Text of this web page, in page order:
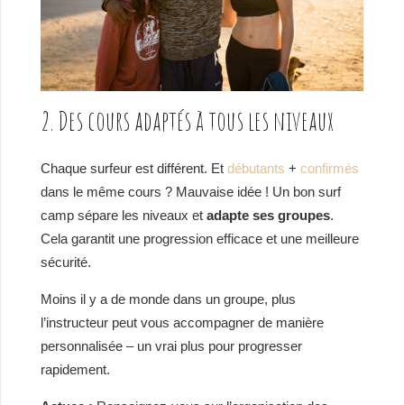
2. Des cours adaptés à tous les niveaux
Chaque surfeur est différent. Et débutants + confirmés
dans le même cours ? Mauvaise idée ! Un bon surf
camp sépare les niveaux et adapte ses groupes.
Cela garantit une progression efficace et une meilleure
sécurité.
Moins il y a de monde dans un groupe, plus
l’instructeur peut vous accompagner de manière
personnalisée – un vrai plus pour progresser
rapidement.